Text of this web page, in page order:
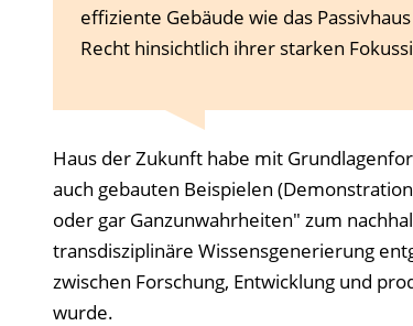
effiziente Gebäude wie das
Recht hinsichtlich ihrer starken
Haus der Zukunft habe mit
auch gebauten Beispielen
oder gar Ganzunwahrheiten" zum
transdisziplinäre Wissensgenerierung
zwischen Forschung, Entwicklung und
wurde.